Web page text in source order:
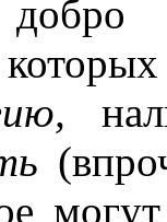
добро